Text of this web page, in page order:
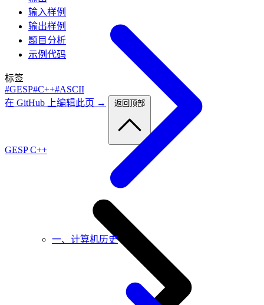
一、计算机历史
输入样例
输出样例
题目分析
示例代码
标签
#GESP#C++#ASCII
在 GitHub 上编辑此页 →
返回顶部
GESP C++